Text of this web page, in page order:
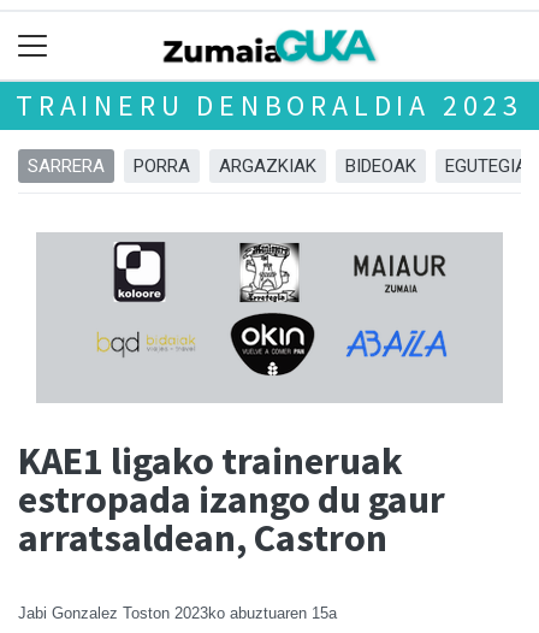
TRAINERU DENBORALDIA 2023
SARRERA PORRA ARGAZKIAK BIDEOAK EGUTEGIA
KAE1 ligako traineruak
estropada izango du gaur
arratsaldean, Castron
Jabi Gonzalez Toston 2023ko abuztuaren 15a